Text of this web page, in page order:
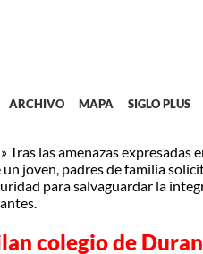
ARCHIVO MAPA SIGLO PLUS
»Tras las amenazas expresadas
un joven, padres de familia
para salvaguardar la
colegio de